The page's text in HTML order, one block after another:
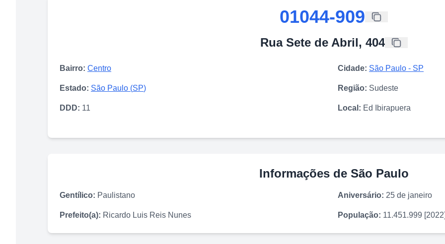
01044-909
Rua Sete de Abril, 404
Bairro: Centro Cidade: São Paulo - SP
Estado: São Paulo (SP) Região: Sudeste
DDD: 11 Local: Ed Ibirapuera
Informações de São Paulo
Gentílico: Paulistano Aniversário: 25 de janeiro
Prefeito(a): Ricardo Luis Reis Nunes População: 11.451.999